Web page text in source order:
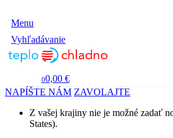
Menu
Vyhľadávanie
00,00 €
NAPÍŠTE NÁM ZAVOLAJTE
Z vašej krajiny nie je možné zadať
States).